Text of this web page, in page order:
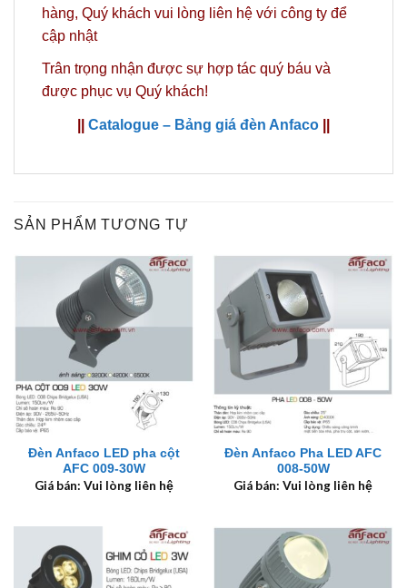
hàng, Quý khách vui lòng liên hệ với công ty để
cập nhật
Trân trọng nhận được sự hợp tác quý báu và
được phục vụ Quý khách!
Catalogue – Bảng giá đèn Anfaco
SẢN PHẨM TƯƠNG TỰ
Đèn Anfaco LED pha cột
AFC 009-30W
Giá bán: Vui lòng liên hệ
Đèn Anfaco Pha LED AFC
008-50W
Giá bán: Vui lòng liên hệ